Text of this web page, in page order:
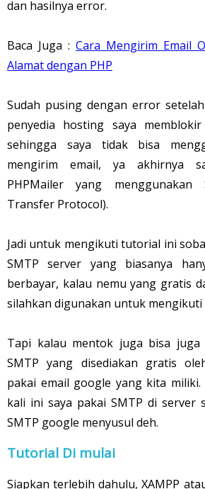
dan hasilnya error.
Baca Juga : Cara Mengirim Email
Alamat dengan PHP
Sudah pusing dengan error
penyedia hosting saya
sehingga saya tidak bisa
mengirim email, ya akhirnya
PHPMailer yang menggunakan
Transfer Protocol).
Jadi untuk mengikuti tutorial ini
SMTP server yang biasanya
berbayar, kalau nemu yang gratis
silahkan digunakan untuk
Tapi kalau mentok juga bisa juga
SMTP yang disediakan gratis
pakai email google yang kita
kali ini saya pakai SMTP di server
SMTP google menyusul deh.
Tutorial Di mulai
Siapkan terlebih dahulu, XAMPP